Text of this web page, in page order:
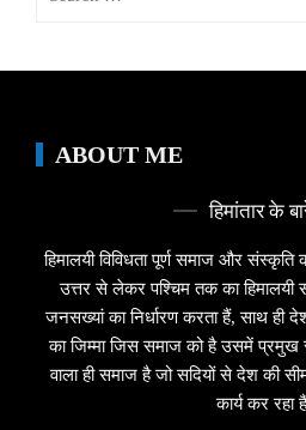
ABOUT ME
हिमांतार के
हिमालयी विविधता पूर्ण समाज और संस्कृति
उत्तर से लेकर पश्चिम तक का
जनसख्यां का निर्धारण करता हैं, साथ ही
का जिम्मा जिस समाज को है उसमें प्रमुख
वाला ही समाज है जो सदियों से देश की
कार्य कर रहा